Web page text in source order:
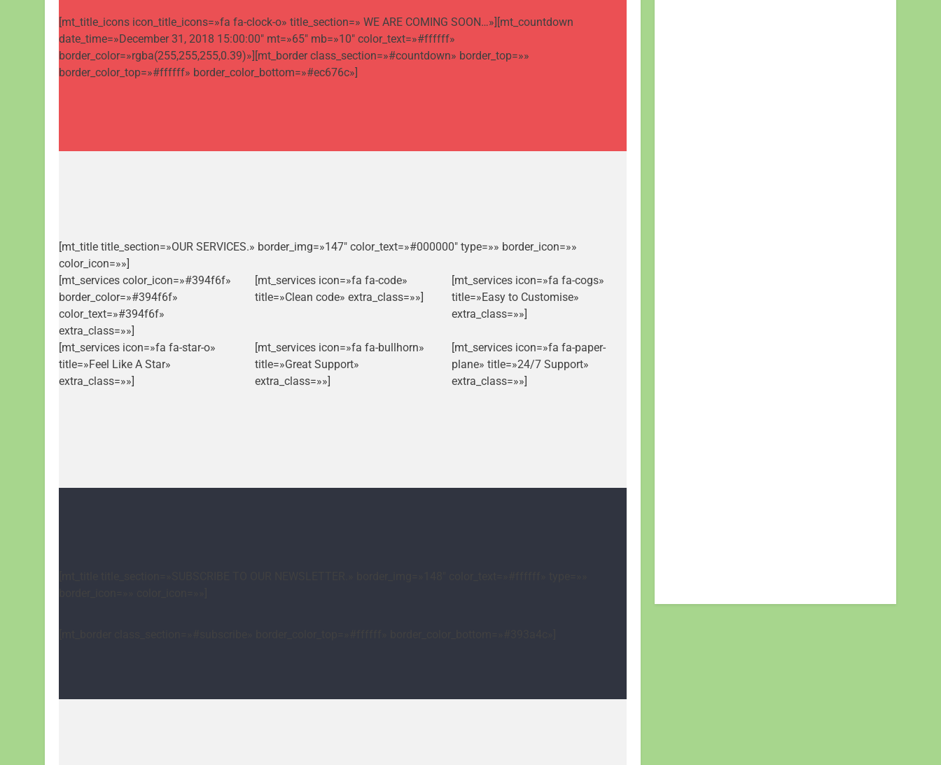
[mt_title_icons icon_title_icons=»fa fa-clock-o» title_section=» WE ARE COMING SOON…»][mt_countdown
date_time=»December 31, 2018 15:00:00″ mt=»65″ mb=»10″ color_text=»#ffffff»
border_color=»rgba(255,255,255,0.39)»][mt_border class_section=»#countdown» border_top=»»
border_color_top=»#ffffff» border_color_bottom=»#ec676c»]
[mt_title title_section=»OUR SERVICES.» border_img=»147″ color_text=»#000000″ type=»» border_icon=»»
color_icon=»»]
[mt_services color_icon=»#394f6f»
border_color=»#394f6f»
color_text=»#394f6f»
extra_class=»»]
[mt_services icon=»fa fa-code»
title=»Clean code» extra_class=»»]
[mt_services icon=»fa fa-cogs»
title=»Easy to Customise»
extra_class=»»]
[mt_services icon=»fa fa-star-o»
title=»Feel Like A Star»
extra_class=»»]
[mt_services icon=»fa fa-bullhorn»
title=»Great Support»
extra_class=»»]
[mt_services icon=»fa fa-paper-
plane» title=»24/7 Support»
extra_class=»»]